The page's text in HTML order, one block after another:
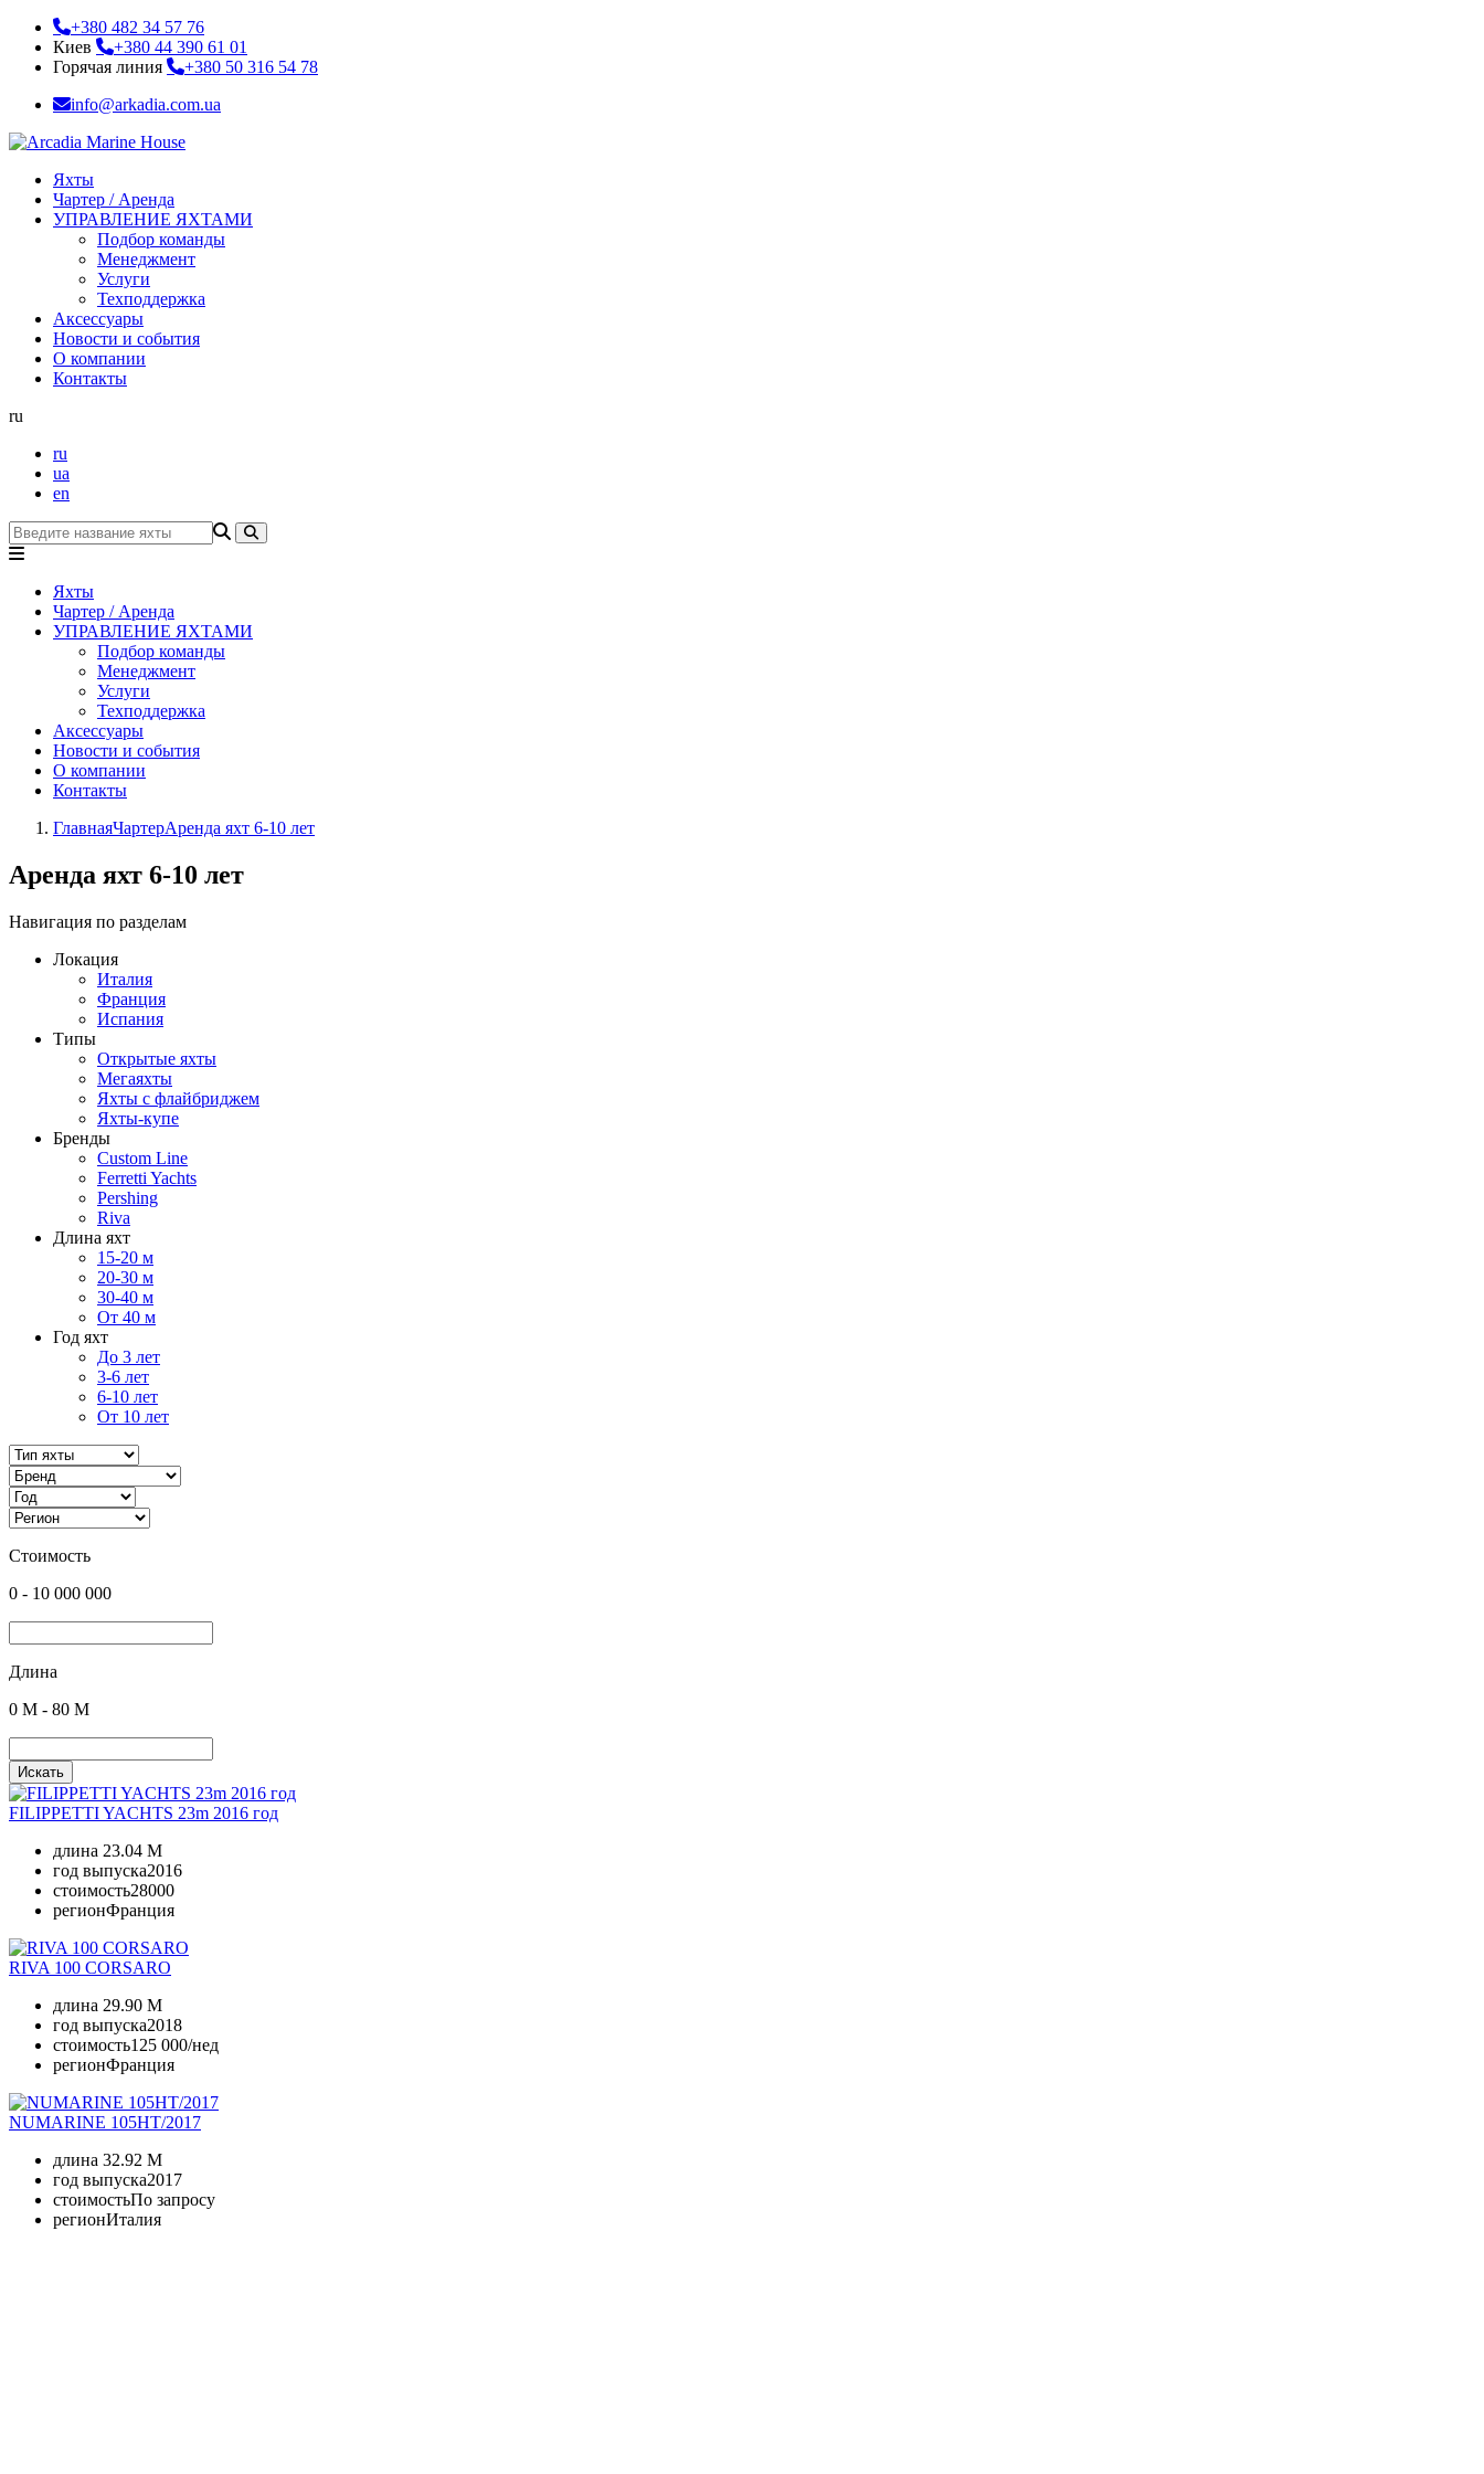
+380 482 34 57 76
Киев
+380 44 390 61 01
Горячая линия
+380 50 316 54 78
info@arkadia.com.ua
Яхты
Чартер / Аренда
УПРАВЛЕНИЕ ЯХТАМИ
Подбор команды
Менеджмент
Услуги
Техподдержка
Аксессуары
Новости и события
О компании
Контакты
ru
ru
ua
en
Яхты
Чартер / Аренда
УПРАВЛЕНИЕ ЯХТАМИ
Подбор команды
Менеджмент
Услуги
Техподдержка
Аксессуары
Новости и события
О компании
Контакты
ГлавнаяЧартерАренда яхт 6-10 лет
Аренда яхт 6-10 лет
Навигация по разделам
Локация
Италия
Франция
Испания
Типы
Открытые яхты
Мегаяхты
Яхты с флайбриджем
Яхты-купе
Бренды
Custom Line
Ferretti Yachts
Pershing
Riva
Длина яхт
15-20 м
20-30 м
30-40 м
От 40 м
Год яхт
До 3 лет
3-6 лет
6-10 лет
От 10 лет
Стоимость
0 - 10 000 000
Длина
0 M - 80 M
Искать
FILIPPETTI YACHTS 23m 2016 год
длина 23.04 M
год выпуска2016
стоимость28000
регионФранция
RIVA 100 CORSARO
длина 29.90 M
год выпуска2018
стоимость125 000/нед
регионФранция
NUMARINE 105HT/2017
длина 32.92 M
год выпуска2017
стоимостьПо запросу
регионИталия